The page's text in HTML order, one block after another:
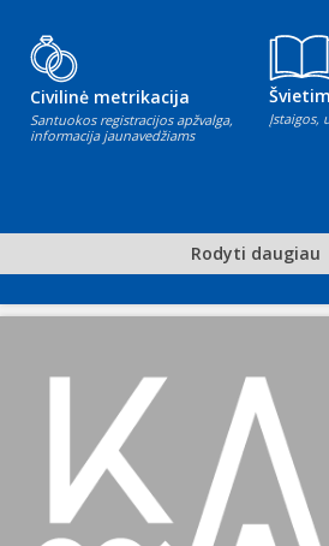
Civilinė metrikacija
Santuokos registracijos apžvalga,
informacija jaunavedžiams
Įstaigos,
Rodyti daugiau